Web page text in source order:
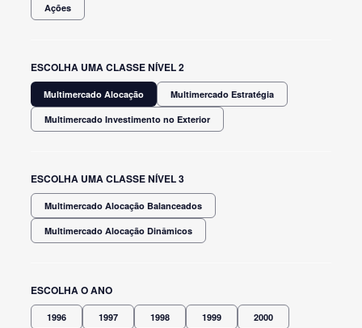
Ações
ESCOLHA UMA CLASSE NÍVEL 2
Multimercado Alocação Multimercado Estratégia
Multimercado Investimento no Exterior
ESCOLHA UMA CLASSE NÍVEL 3
Multimercado Alocação Balanceados
Multimercado Alocação Dinâmicos
ESCOLHA O ANO
1996 1997 1998 1999 2000